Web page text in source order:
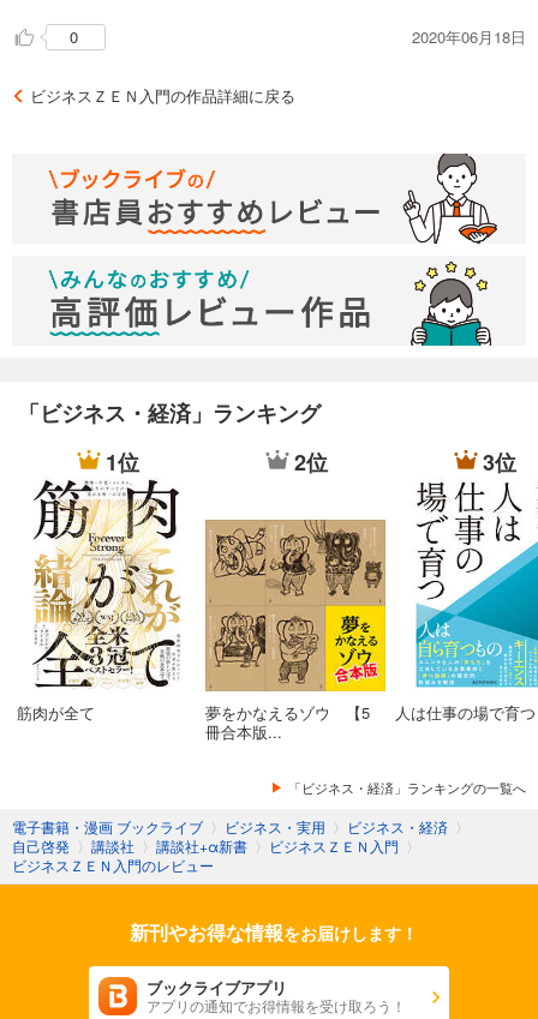
り、お釈迦様同様、１人の人間が修行を通じて、悟りを開ける
と考えるもの。何かを信じた対価として救って貰うのではな
スタンスは全く異なる。
は心の安定を求めて行うもの。一方、禅は瞑想なら瞑想を、走
るなら走ることそのものを、ただ集中して行う。つまり行動の
対価を求めるか否か、が根本的に異なる。確かにマインドフル
ネスにより、一時的には心の安定がもたらされると思うが、こ
の安定は長く続くものではない。一方で、禅は、一時的な安定
がすぐに得られることはないが、突き詰めて行けば永い安定が
もたらされるもの。
に働きかけることができる。この無意識の領域をも正していく
ために、極限を超える修行を行う。
・今、我々が豊かな生活が出来るのは先代が築き上げてきたも
のがあったからこそ。先代の遺産を食い潰してばかりで、未来
に残す種を植えられているのか。危機感を持つべき。
・不二。白か黒かといった二次元的な捉え方はしないという考
え方。何事も二つの立場に分けることはできず、その間には無
限の立場や考え方があると捉えるのが日本流。グローバルとい
うと、海外の考え方に我々が歩みよらねばならないと考えがち
だが、大事なのはお互いの国の考え方やスタンスを尊重するこ
と。日本には日本の考え方があるのだからそこはもっと自信を
持つべき。不二というスタンスを持つ日本だからこそ、相手の
国を尊重出来るし、また、日本人の曖昧さはマイナスのイメー
の曖昧な態度が非常に交渉しにくい、ハードネゴシエーターに
・日本では守破離という言葉がある。型を学び、型を突き詰め
た後に、型破りのステージが来る。形無しの型破りは長続きせ
ティブという考えに置き換えると、西洋では生まれる数は多い
では生まれる数は少ないかもしれないが形を突き詰めて研ぎ澄
まされた普遍的に受け継がれるものが多いのではないか。
それを実践することが目的になる。
・日本の価値観。懐石料理にはメインがない。believe in somet
・グローバルリーダーに大切な資質は感動できること。心が大
・不二の態度。二つに完全に切り分けて考えない。
0 2020年06月18日
ビジネスＺＥＮ入門の作品詳細に戻る
「ビジネス・経済」ランキング
1位
筋肉が全て
2位
夢をかなえるゾウ 【5
冊合本版...
3位
人は仕事の場で育つ
「ビジネス・経済」ランキングの一覧へ
電子書籍・漫画 ブックライブ 〉 ビジネス・実用 〉 ビジネス・経済 〉
自己啓発 〉 講談社 〉 講談社+α新書 〉 ビジネスＺＥＮ入門 〉
ビジネスＺＥＮ入門のレビュー
新刊やお得な情報をお届けします！
ブックライブアプリ
アプリの通知でお得情報を受け取ろう！